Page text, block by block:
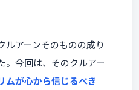
アーンそのものの成り
。今回は、そのクルアー
ムが心から信じるべき